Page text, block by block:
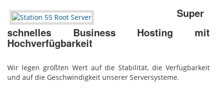
Super
schnelles Business Hosting mit
Hochverfügbarkeit
Wir legen größten Wert auf die Stabilität, die Verfügbarkeit
und auf die Geschwindigkeit unserer Serversysteme.